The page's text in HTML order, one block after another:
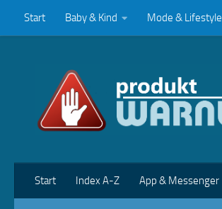
Zum Inhalt springen
Start Baby & Kind Mode & Lifestyle
Start Index A-Z App & Messenger